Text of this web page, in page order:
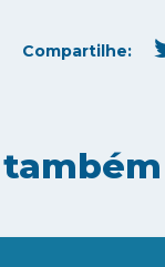
Compartilhe: